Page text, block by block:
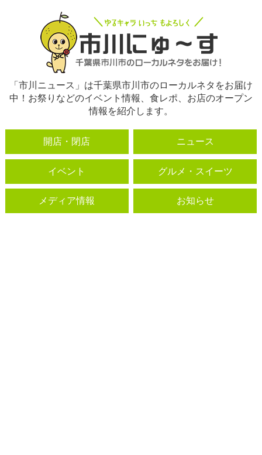
「市川ニュース」は千葉県市川市のローカルネタをお届け
中！お祭りなどのイベント情報、食レポ、お店のオープン
情報を紹介します。
開店・閉店 ニュース
イベント グルメ・スイーツ
メディア情報 お知らせ